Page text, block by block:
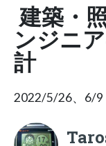
建築・
ンジニ
計
2022/5/26、6/